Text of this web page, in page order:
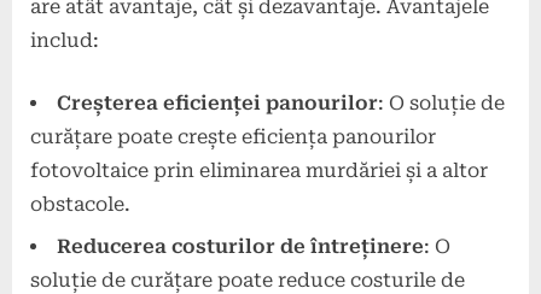
are atât avantaje, cât și dezavantaje. Avantajele
includ:
Creșterea eficienței panourilor: O soluție de
curățare poate crește eficiența panourilor
fotovoltaice prin eliminarea murdăriei și a altor
obstacole.
Reducerea costurilor de întreținere: O
soluție de curățare poate reduce costurile de